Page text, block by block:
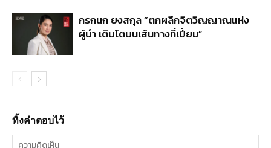
กรกนก ยงสกุล “ตกผลึกจิตวิญญาณแห่ง
ผู้นำ เติบโตบนเส้นทางที่เปี่ยม”
ทิ้งคำตอบไว้